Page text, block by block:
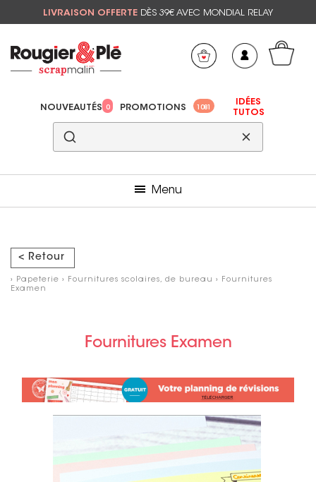
LIVRAISON OFFERTE DÈS 39€ AVEC MONDIAL RELAY
NOUVEAUTÉS 0 PROMOTIONS 1081
IDÉES
TUTOS
Menu
< Retour
› Papeterie › Fournitures scolaires, de bureau › Fournitures
Examen
Fournitures Examen